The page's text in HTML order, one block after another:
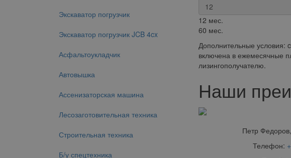
Экскаватор погрузчик
Экскаватор погрузчик JCB 4cx
Асфальтоукладчик
Автовышка
Ассенизаторская машина
Лесозаготовительная техника
Строительная техника
Б/у спецтехника
12 мес.
60 мес.
Дополнительные условия:
включена в ежемесячные
лизингополучателю.
Наши
Петр
Телефон: